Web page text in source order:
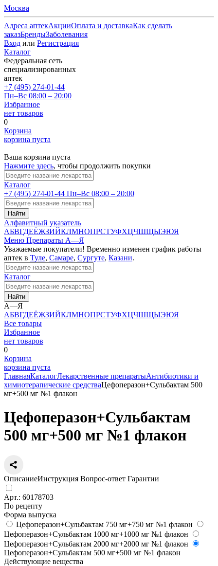
Москва
Адреса аптекАкцииОплата и доставкаКак сделать
заказБрендыЗаболевания
Вход или Регистрация
Каталог
Федеральная сеть
специализированных
аптек
+7 (495) 274-01-44
Пн–Вс 08:00 – 20:00
Избранное
нет товаров
0
Корзина
корзина пуста
Ваша корзина пуста
Нажмите здесь, чтобы продолжить покупки
Каталог
+7 (495) 274-01-44 Пн–Вс 08:00 – 20:00
Найти
Алфавитный указатель
АБВГДЕЁЖЗИЙКЛМНОПРСТУФХЦЧШЩЫЭЮЯ
Меню Препараты А—Я
Уважаемые покупатели! Временно изменен график работы
аптек в Туле, Самаре, Сургуте, Казани.
Каталог
Найти
А—Я
АБВГДЕЁЖЗИЙКЛМНОПРСТУФХЦЧШЩЫЭЮЯ
Все товары
Избранное
нет товаров
0
Корзина
корзина пуста
ГлавнаяКаталогЛекарственные препаратыАнтибиотики и
химиотерапические средстваЦефоперазон+Сульбактам 500
мг+500 мг №1 флакон
Цефоперазон+Сульбактам
500 мг+500 мг №1 флакон
ОписаниеИнструкция Вопрос-ответ Гарантии
Арт.: 60178703
По рецепту
Форма выпуска
Цефоперазон+Сульбактам 750 мг+750 мг №1 флакон
Цефоперазон+Сульбактам 1000 мг+1000 мг №1 флакон
Цефоперазон+Сульбактам 2000 мг+2000 мг №1 флакон
Цефоперазон+Сульбактам 500 мг+500 мг №1 флакон
Действующие вещества